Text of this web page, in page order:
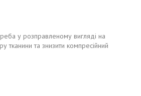
у розправленому вигляді на
тканини та знизити компресійний